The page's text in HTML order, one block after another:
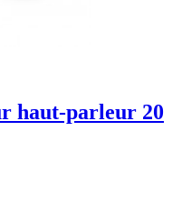
haut-parleur 20